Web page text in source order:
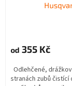
od 355 Kč
Odlehčené,
stranách zubů